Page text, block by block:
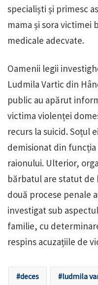
specialiști și primesc
mama și sora victimei
medicale adecvate.
Oamenii legii
Ludmila Vartic din
public au apărut
victima violenței
recurs la suicid. Soțul
demisionat din
raionului. Ulterior,
bărbatul are statut
două procese penale
investigat sub
familie, cu
respins acuzațiile de
deces ludmila